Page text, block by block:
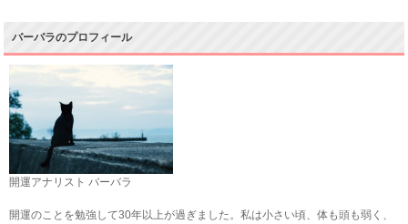
バーバラのプロフィール
開運アナリスト バーバラ
開運のことを勉強して30年以上が過ぎました。私は小さい頃、体も頭も弱く、